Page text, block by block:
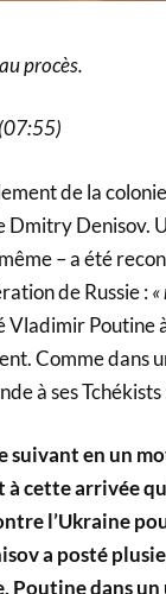
procès.
de la
Denisov.
– a été
de Russie :
Poutine
Comme dans
à ses Tchékists
suivant en un
à cette arrivée
l’Ukraine
a posté
Poutine dans